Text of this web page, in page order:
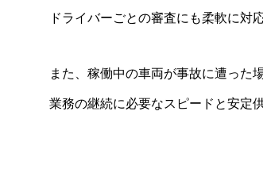
ドライバーごとの審査にも柔軟に対
また、稼働中の車両が事故に遭った
業務の継続に必要なスピードと安定